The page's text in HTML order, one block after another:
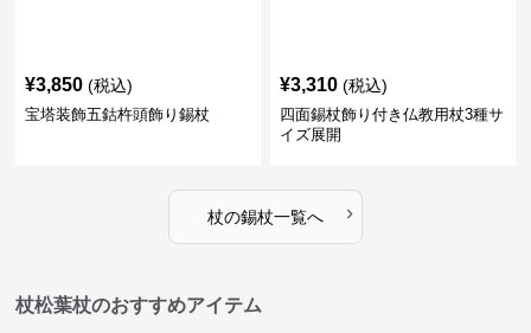
¥3,850 (税込)
宝塔装飾五鈷杵頭飾り錫杖
¥3,310 (税込)
四面錫杖飾り付き仏教用杖3種サ
イズ展開
杖の錫杖一覧へ ›
杖松葉杖のおすすめアイテム